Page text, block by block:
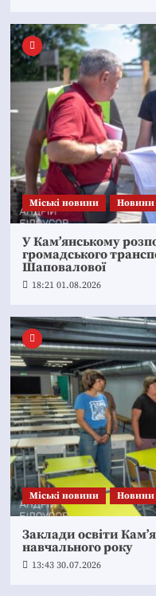
Mіські новини Новини
У Кам’янському
громадського
Шаповалової
18:21 01.08.2026
Mіські новини Новини
Заклади освіти
навчального року
13:43 30.07.2026